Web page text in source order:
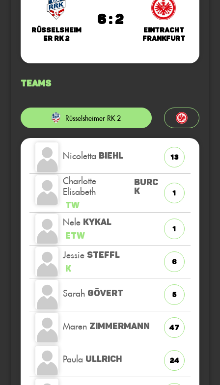
Rüsselsheim
er RK 2
6 : 2
Eintracht
Frankfurt
Teams
Rüsselsheimer RK 2
Nicoletta BIEHL 13
Charlotte
Elisabeth
BURC
K
TW
1
Nele KYKAL
ETW
1
Jessie STEFFL
K
6
Sarah GÖVERT 5
Maren ZIMMERMANN 47
Paula ULLRICH 24